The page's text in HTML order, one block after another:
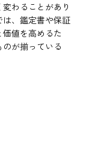
わることがあり
は、鑑定書や保証
値を高めるた
が揃っている